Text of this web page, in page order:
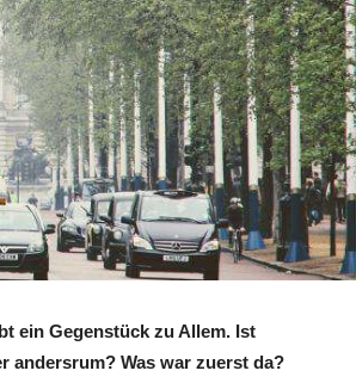
ein Gegenstück zu Allem. Ist
andersrum? Was war zuerst da?